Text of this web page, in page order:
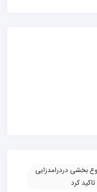
بخشی دردرامدزایی
کرد